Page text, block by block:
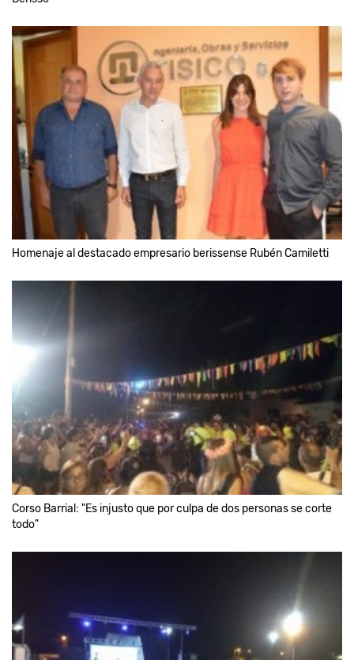
Homenaje al destacado empresario berissense Rubén Camiletti
Corso Barrial: "Es injusto que por culpa de dos personas se corte
todo"